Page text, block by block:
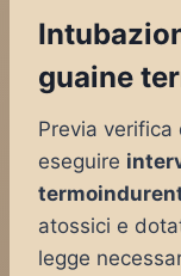
guaine
Previa
eseguire
atossici e
legge